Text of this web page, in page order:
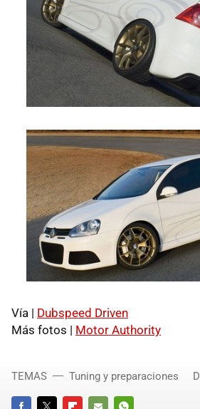
Vía | Dubspeed Driven
Más fotos | Motor Authority
TEMAS Tuning y preparaciones